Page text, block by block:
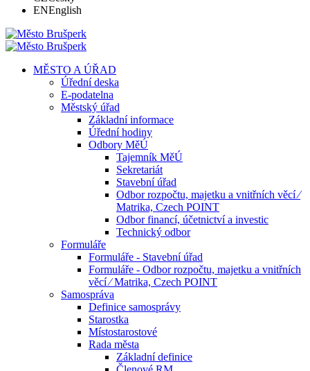
ENEnglish
MĚSTO A ÚŘAD
Úřední deska
E-podatelna
Městský úřad
Základní informace
Úřední hodiny
Odbory MěÚ
Tajemník MěÚ
Sekretariát
Stavební úřad
Odbor rozpočtu, majetku a vnitřních věcí ⁄
Matrika, Czech POINT
Odbor financí, účetnictví a investic
Technický odbor
Formuláře
Formuláře - Stavební úřad
Formuláře - Odbor rozpočtu, majetku a vnitřních
věcí ⁄ Matrika, Czech POINT
Samospráva
Definice samosprávy
Starostka
Místostarostové
Rada města
Základní definice